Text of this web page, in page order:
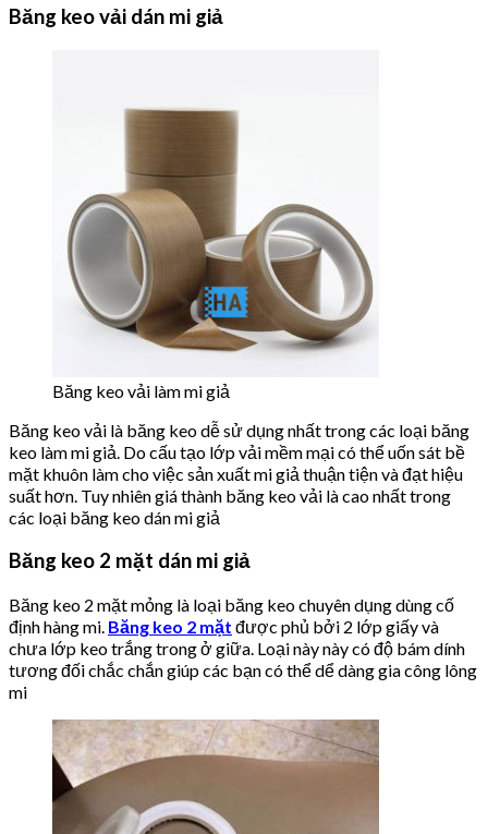
Băng keo vải dán mi giả
Băng keo vải làm mi giả
Băng keo vải là băng keo dễ sử dụng nhất trong các loại băng
keo làm mi giả. Do cấu tạo lớp vải mềm mại có thể uốn sát bề
mặt khuôn làm cho việc sản xuất mi giả thuận tiện và đạt hiệu
suất hơn. Tuy nhiên giá thành băng keo vải là cao nhất trong
các loại băng keo dán mi giả
Băng keo 2 mặt dán mi giả
Băng keo 2 mặt mỏng là loại băng keo chuyên dụng dùng cố
định hàng mi. Băng keo 2 mặt được phủ bởi 2 lớp giấy và
chưa lớp keo trắng trong ở giữa. Loại này này có độ bám dính
tương đối chắc chắn giúp các bạn có thể dể dàng gia công lông
mi